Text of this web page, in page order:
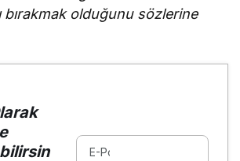
bırakmak olduğunu sözlerine